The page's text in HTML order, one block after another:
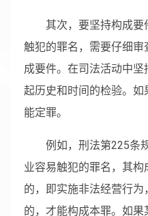
其次，要坚持构成要
触犯的罪名，需要仔细
成要件。在司法活动中
起历史和时间的检验。
能定罪。
例如，刑法第225条
业容易触犯的罪名，其
的，即实施非法经营行
的，才能构成本罪。如